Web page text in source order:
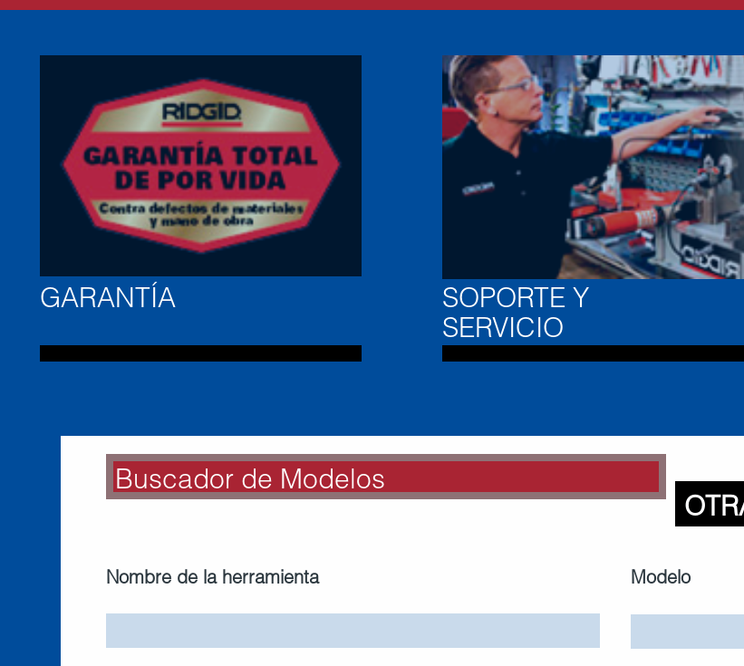
GARANTÍA
SOPORTE Y
SERVICIO
Buscador de Modelos
Nombre de la herramienta Modelo